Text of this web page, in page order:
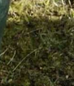
informations plus